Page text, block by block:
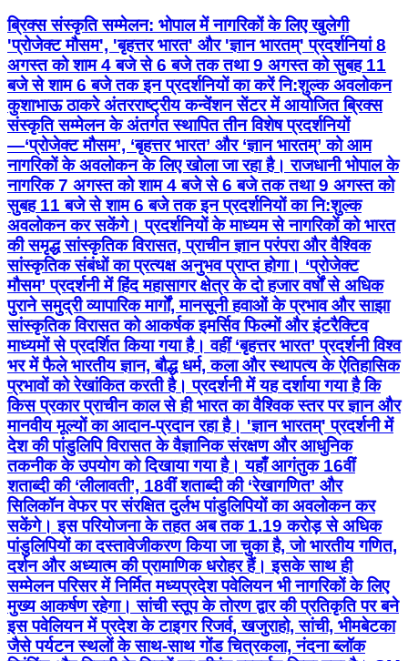
ब्रिक्स संस्कृति सम्मेलन: भोपाल में नागरिकों के लिए खुलेगी
'प्रोजेक्ट मौसम', 'बृहत्तर भारत' और 'ज्ञान भारतम्' प्रदर्शनियां 8
अगस्त को शाम 4 बजे से 6 बजे तक तथा 9 अगस्त को सुबह 11
बजे से शाम 6 बजे तक इन प्रदर्शनियों का करें नि:शुल्क अवलोकन
कुशाभाऊ ठाकरे अंतरराष्ट्रीय कन्वेंशन सेंटर में आयोजित ब्रिक्स
संस्कृति सम्मेलन के अंतर्गत स्थापित तीन विशेष प्रदर्शनियों
—‘प्रोजेक्ट मौसम’, ‘बृहत्तर भारत’ और ‘ज्ञान भारतम्’ को आम
नागरिकों के अवलोकन के लिए खोला जा रहा है। राजधानी भोपाल के
नागरिक 7 अगस्त को शाम 4 बजे से 6 बजे तक तथा 9 अगस्त को
सुबह 11 बजे से शाम 6 बजे तक इन प्रदर्शनियों का नि:शुल्क
अवलोकन कर सकेंगे। प्रदर्शनियों के माध्यम से नागरिकों को भारत
की समृद्ध सांस्कृतिक विरासत, प्राचीन ज्ञान परंपरा और वैश्विक
सांस्कृतिक संबंधों का प्रत्यक्ष अनुभव प्राप्त होगा। ‘प्रोजेक्ट
मौसम’ प्रदर्शनी में हिंद महासागर क्षेत्र के दो हजार वर्षों से अधिक
पुराने समुद्री व्यापारिक मार्गों, मानसूनी हवाओं के प्रभाव और साझा
सांस्कृतिक विरासत को आकर्षक इमर्सिव फिल्मों और इंटरैक्टिव
माध्यमों से प्रदर्शित किया गया है। वहीं ‘बृहत्तर भारत’ प्रदर्शनी विश्व
भर में फैले भारतीय ज्ञान, बौद्ध धर्म, कला और स्थापत्य के ऐतिहासिक
प्रभावों को रेखांकित करती है। प्रदर्शनी में यह दर्शाया गया है कि
किस प्रकार प्राचीन काल से ही भारत का वैश्विक स्तर पर ज्ञान और
मानवीय मूल्यों का आदान-प्रदान रहा है। 'ज्ञान भारतम्' प्रदर्शनी में
देश की पांडुलिपि विरासत के वैज्ञानिक संरक्षण और आधुनिक
तकनीक के उपयोग को दिखाया गया है। यहाँ आगंतुक 16वीं
शताब्दी की ‘लीलावती’, 18वीं शताब्दी की ‘रेखागणित’ और
सिलिकॉन वेफर पर संरक्षित दुर्लभ पांडुलिपियों का अवलोकन कर
सकेंगे। इस परियोजना के तहत अब तक 1.19 करोड़ से अधिक
पांडुलिपियों का दस्तावेजीकरण किया जा चुका है, जो भारतीय गणित,
दर्शन और अध्यात्म की प्रामाणिक धरोहर हैं। इसके साथ ही
सम्मेलन परिसर में निर्मित मध्यप्रदेश पवेलियन भी नागरिकों के लिए
मुख्य आकर्षण रहेगा। सांची स्तूप के तोरण द्वार की प्रतिकृति पर बने
इस पवेलियन में प्रदेश के टाइगर रिजर्व, खजुराहो, सांची, भीमबेटका
जैसे पर्यटन स्थलों के साथ-साथ गोंड चित्रकला, नंदना ब्लॉक